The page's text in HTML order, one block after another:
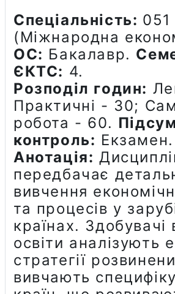
Спеціальність: 051
(Міжнародна
ОС: Бакалавр.
ЄКТС: 4.
Розподіл годин:
Практичні - 30;
робота - 60.
контроль: Екзамен.
Анотація:
передбачає
вивчення
та процесів у
країнах. Здобувачі
освіти аналізують
стратегії
вивчають